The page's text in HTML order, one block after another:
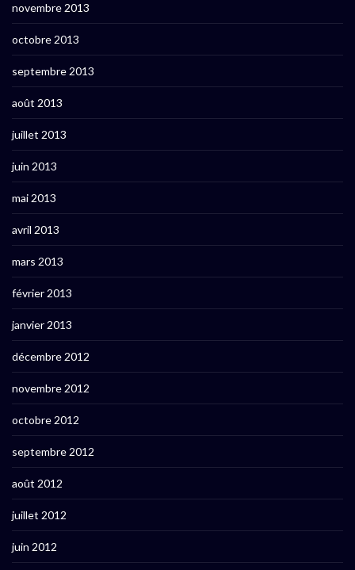
novembre 2013
octobre 2013
septembre 2013
août 2013
juillet 2013
juin 2013
mai 2013
avril 2013
mars 2013
février 2013
janvier 2013
décembre 2012
novembre 2012
octobre 2012
septembre 2012
août 2012
juillet 2012
juin 2012